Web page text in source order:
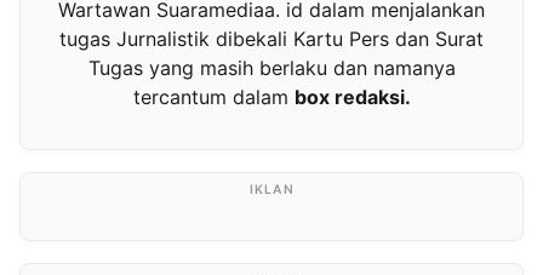
Wartawan Suaramediaa. id dalam menjalankan
tugas Jurnalistik dibekali Kartu Pers dan Surat
Tugas yang masih berlaku dan namanya
tercantum dalam box redaksi.